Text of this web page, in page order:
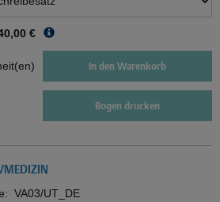
€
In den Warenkorb
Bogen drucken
VA03/UT_DE